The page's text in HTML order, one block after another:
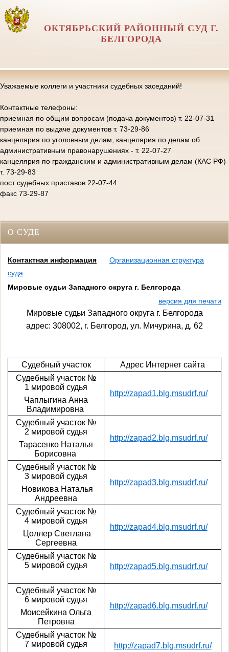
ОКТЯБРЬСКИЙ РАЙОННЫЙ СУД Г.
БЕЛГОРОДА
Уважаемые коллеги и участники судебных заседаний!
Контактные телефоны:
приемная по общим вопросам (подача документов) т. 22-07-31
приемная по выдаче документов т. 73-29-86
канцелярия по уголовным делам, канцелярия по делам об
административным правонарушениях - т. 22-07-27
канцелярия по гражданским и административным делам (КАС РФ)
т. 73-29-83
пост судебных приставов 22-07-44
факс 73-29-87
О СУДЕ
Контактная информация
Организационная структура
суда
Мировые судьи Западного округа г. Белгорода
версия для печати
Мировые судьи Западного округа г. Белгорода
адрес: 308002, г. Белгород, ул. Мичурина, д. 62
Судебный участок
Адрес Интернет сайта
Судебный участок №
1 мировой судья
Чаплыгина Анна
Владимировна
http://zapad1.blg.msudrf.ru/
Судебный участок №
2 мировой судья
Тарасенко Наталья
Борисовна
http://zapad2.blg.msudrf.ru/
Судебный участок №
3 мировой судья
Новикова Наталья
Андреевна
http://zapad3.blg.msudrf.ru/
Судебный участок №
4 мировой судья
Цоллер Светлана
Сергеевна
http://zapad4.blg.msudrf.ru/
Судебный участок №
5 мировой судья
http://zapad5.blg.msudrf.ru/
Судебный участок №
6 мировой судья
Моисейкина Ольга
Петровна
http://zapad6.blg.msudrf.ru/
Судебный участок №
7 мировой судья
http://zapad7.blg.msudrf.ru/